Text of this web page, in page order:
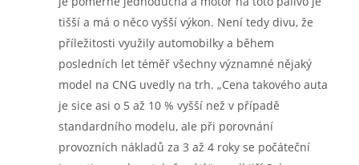
tišší a má o něco vyšší výkon. Není tedy divu, že
příležitosti využily automobilky a během
posledních let téměř všechny významné nějaký
model na CNG uvedly na trh. „Cena takového auta
je sice asi o 5 až 10 % vyšší než v případě
standardního modelu, ale při porovnání
provozních nákladů za 3 až 4 roky se počáteční